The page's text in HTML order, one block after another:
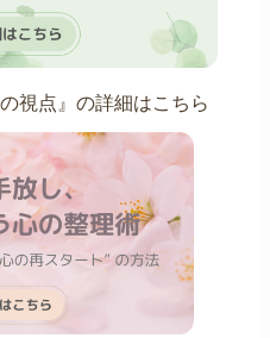
視点』の詳細はこちら